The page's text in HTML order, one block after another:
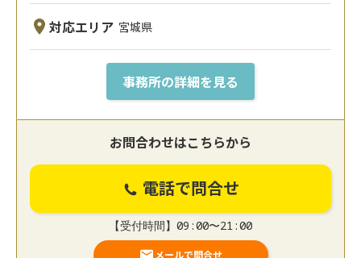
対応エリア 宮城県
事務所の詳細を見る
お問合わせはこちらから
電話で問合せ
【受付時間】09:00〜21:00
メールで問合せ